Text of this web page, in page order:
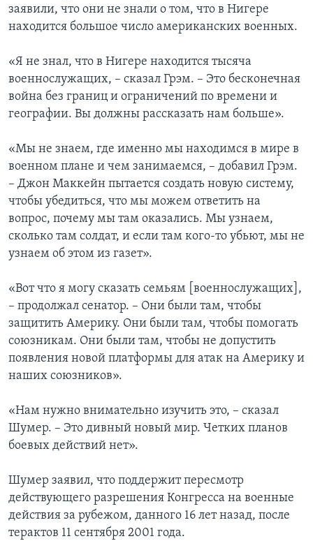
заявили, что они не знали о том, что в Нигере
находится большое число американских военных.
«Я не знал, что в Нигере находится тысяча
военнослужащих, – сказал Грэм. – Это бесконечная
война без границ и ограничений по времени и
географии. Вы должны рассказать нам больше».
«Мы не знаем, где именно мы находимся в мире в
военном плане и чем занимаемся, – добавил Грэм.
– Джон Маккейн пытается создать новую систему,
чтобы убедиться, что мы можем ответить на
вопрос, почему мы там оказались. Мы узнаем,
сколько там солдат, и если там кого-то убьют, мы не
узнаем об этом из газет».
«Вот что я могу сказать семьям [военнослужащих],
– продолжал сенатор. – Они были там, чтобы
защитить Америку. Они были там, чтобы помогать
союзникам. Они были там, чтобы не допустить
появления новой платформы для атак на Америку и
наших союзников».
«Нам нужно внимательно изучить это, – сказал
Шумер. – Это дивный новый мир. Четких планов
боевых действий нет».
Шумер заявил, что поддержит пересмотр
действующего разрешения Конгресса на военные
действия за рубежом, данного 16 лет назад, после
терактов 11 сентября 2001 года.